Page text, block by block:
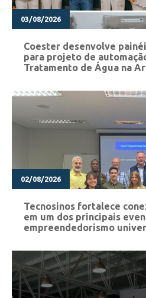
03/08/2026
Coester desenvolve
para projeto de
Tratamento de Água na
02/08/2026
Tecnosinos fortalece
em um dos principais
empreendedorismo